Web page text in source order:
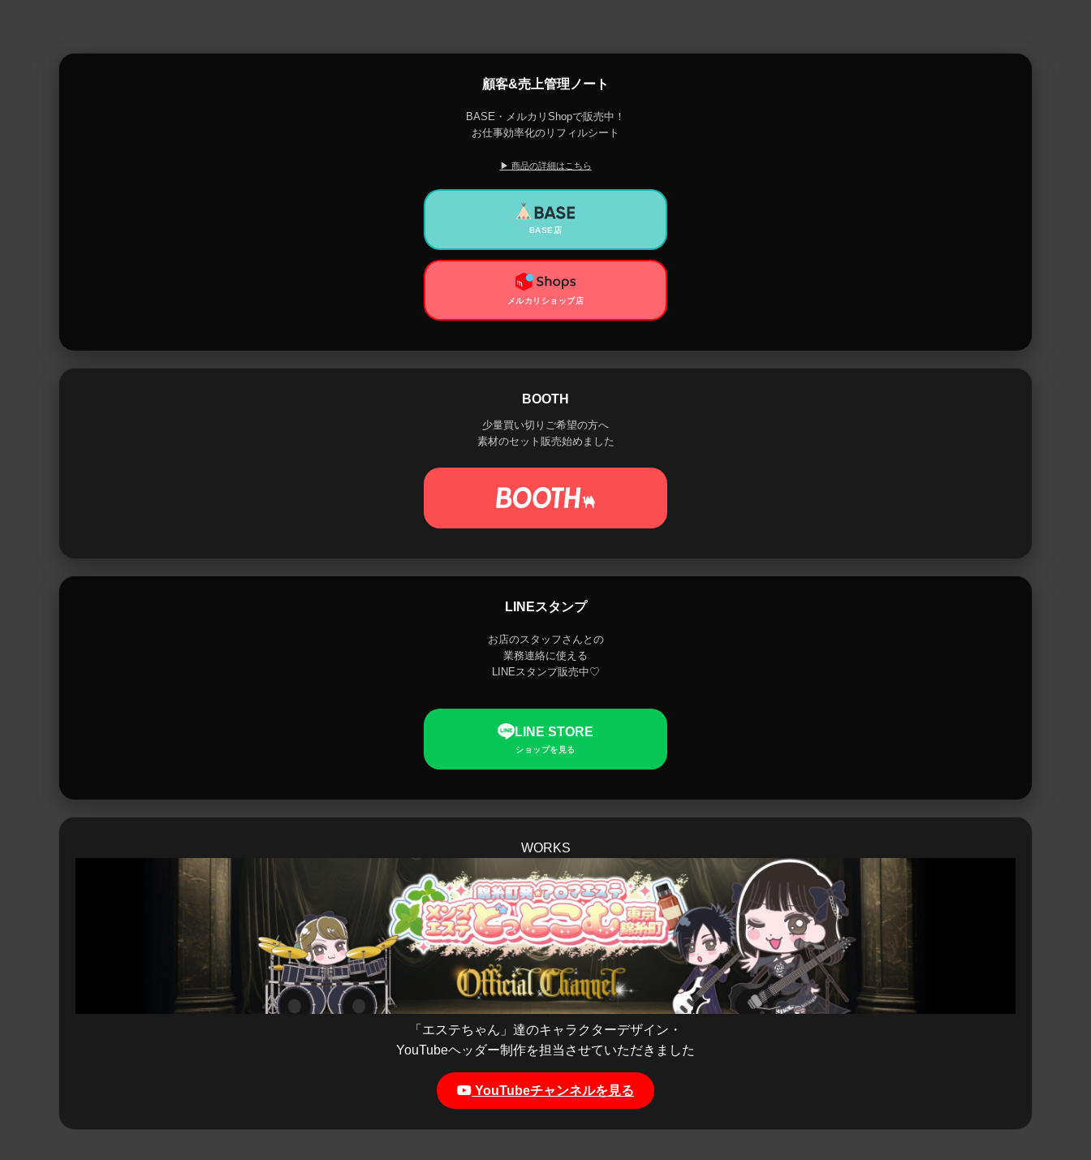
顧客&売上管理ノート
BASE・メルカリShopで販売中！
お仕事効率化のリフィルシート
▶ 商品の詳細はこちら
BASE店
メルカリショップ店
BOOTH
少量買い切りご希望の方へ
素材のセット販売始めました
LINEスタンプ
お店のスタッフさんとの
業務連絡に使える
LINEスタンプ販売中♡
LINE STORE
ショップを見る
WORKS
「エステちゃん」達のキャラクターデザイン・
YouTubeヘッダー制作を担当させていただきました
YouTubeチャンネルを見る